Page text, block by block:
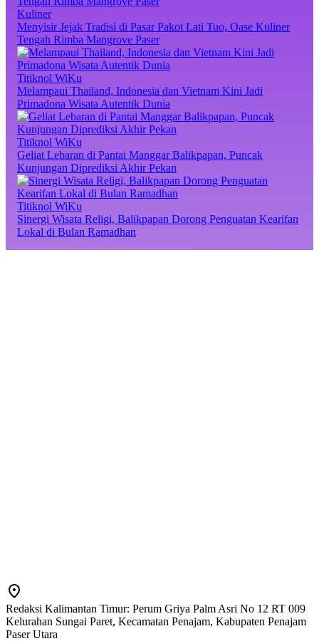
Kuliner
Menyisir Jejak Tradisi di Pasar Pakot Lati Tuo, Oase Kuliner
Tengah Rimba Mangrove Paser
Titiknol WiKu
Melampaui Thailand, Indonesia dan Vietnam Kini Jadi
Primadona Wisata Autentik Dunia
Titiknol WiKu
Geliat Lebaran di Pantai Manggar Balikpapan, Puncak
Kunjungan Diprediksi Akhir Pekan
Titiknol WiKu
Sinergi Wisata Religi, Balikpapan Dorong Penguatan Kearifan
Lokal di Bulan Ramadhan
Redaksi Kalimantan Timur: Perum Griya Palm Asri No 12 RT 009
Kelurahan Sungai Paret, Kecamatan Penajam, Kabupaten Penajam
Paser Utara